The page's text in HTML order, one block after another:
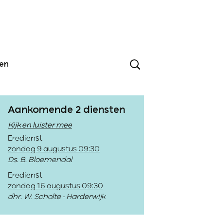
Aankomende 2 diensten
Kijk en luister mee
Eredienst
zondag 9 augustus 09:30
Ds. B. Bloemendal
Eredienst
zondag 16 augustus 09:30
dhr. W. Scholte - Harderwijk